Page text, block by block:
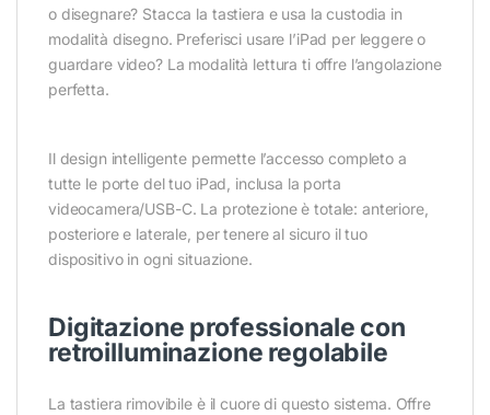
o disegnare? Stacca la tastiera e usa la custodia in
modalità disegno. Preferisci usare l’iPad per leggere o
guardare video? La modalità lettura ti offre l’angolazione
perfetta.
Il design intelligente permette l’accesso completo a
tutte le porte del tuo iPad, inclusa la porta
videocamera/USB-C. La protezione è totale: anteriore,
posteriore e laterale, per tenere al sicuro il tuo
dispositivo in ogni situazione.
Digitazione professionale con
retroilluminazione regolabile
La tastiera rimovibile è il cuore di questo sistema. Offre